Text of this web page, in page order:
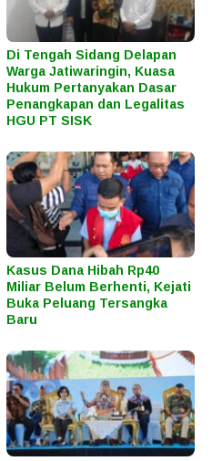
Di Tengah Sidang Delapan
Warga Jatiwaringin, Kuasa
Hukum Pertanyakan Dasar
Penangkapan dan Legalitas
HGU PT SISK
Kasus Dana Hibah Rp40
Miliar Belum Berhenti, Kejati
Buka Peluang Tersangka
Baru